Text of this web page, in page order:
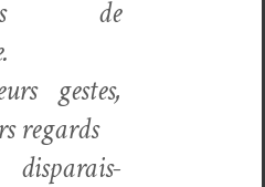
de
gestes,
regards